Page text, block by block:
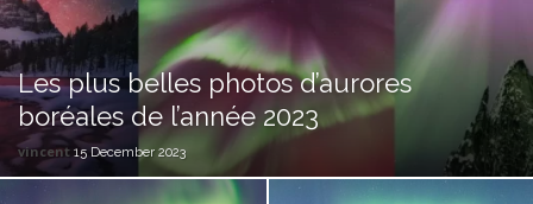
Les plus belles photos d’aurores
boréales de l’année 2023
vincent 15 December 2023